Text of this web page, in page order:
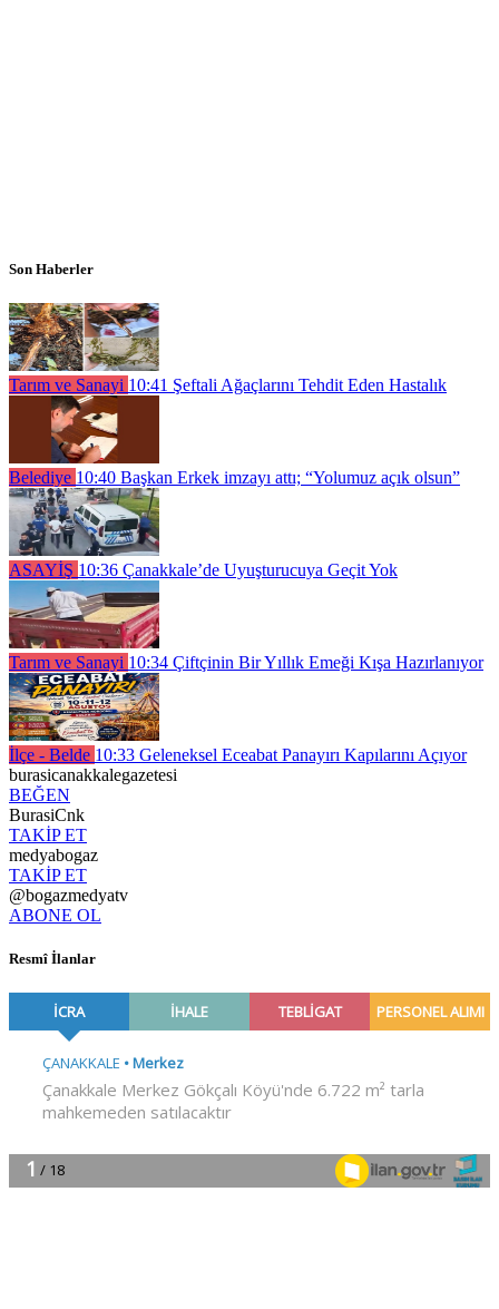
Son Haberler
Tarım ve Sanayi 10:41 Şeftali Ağaçlarını Tehdit Eden Hastalık
Belediye 10:40 Başkan Erkek imzayı attı; “Yolumuz açık olsun”
ASAYİŞ 10:36 Çanakkale’de Uyuşturucuya Geçit Yok
Tarım ve Sanayi 10:34 Çiftçinin Bir Yıllık Emeği Kışa Hazırlanıyor
İlçe - Belde 10:33 Geleneksel Eceabat Panayırı Kapılarını Açıyor
burasicanakkalegazetesi
BEĞEN
BurasiCnk
TAKİP ET
medyabogaz
TAKİP ET
@bogazmedyatv
ABONE OL
Resmî İlanlar